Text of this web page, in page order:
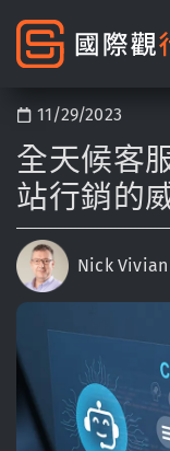
11/29/2023
全天候客
站行銷的
Nick Vivian